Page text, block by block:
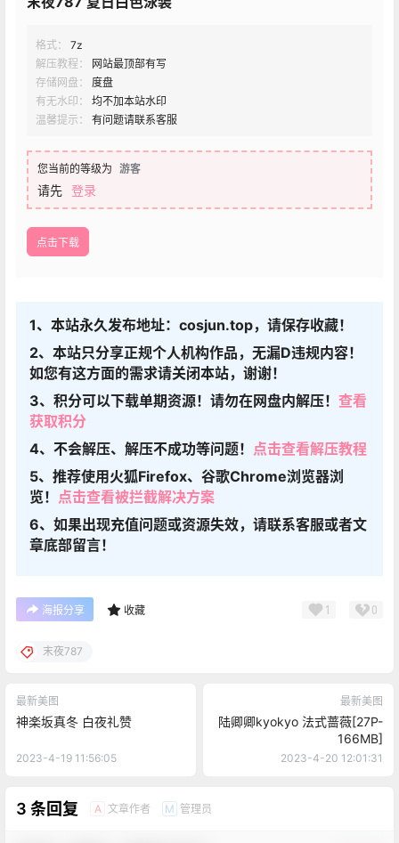
格式：
7z
解压教程：
网站最顶部有写
存储网盘：
度盘
有无水印：
均不加本站水印
温馨提示：
有问题请联系客服
您当前的等级为 游客
请先 登录
点击下载
1、本站永久发布地址：cosjun.top，请保存收藏！
2、本站只分享正规个人机构作品，无漏D违规内容！
如您有这方面的需求请关闭本站，谢谢！
3、积分可以下载单期资源！请勿在网盘内解压！ 查看
获取积分
4、不会解压、解压不成功等问题！ 点击查看解压教程
5、推荐使用火狐Firefox、谷歌Chrome浏览器浏
览！ 点击查看被拦截解决方案
6、如果出现充值问题或资源失效，请联系客服或者文
章底部留言！
海报分享 收藏 1 0
末夜787
最新美图
神楽坂真冬 白夜礼赞
2023-4-19 11:56:05
最新美图
陆卿卿kyokyo 法式蔷薇[27P-
166MB]
2023-4-20 12:01:31
3 条回复 A 文章作者 M 管理员